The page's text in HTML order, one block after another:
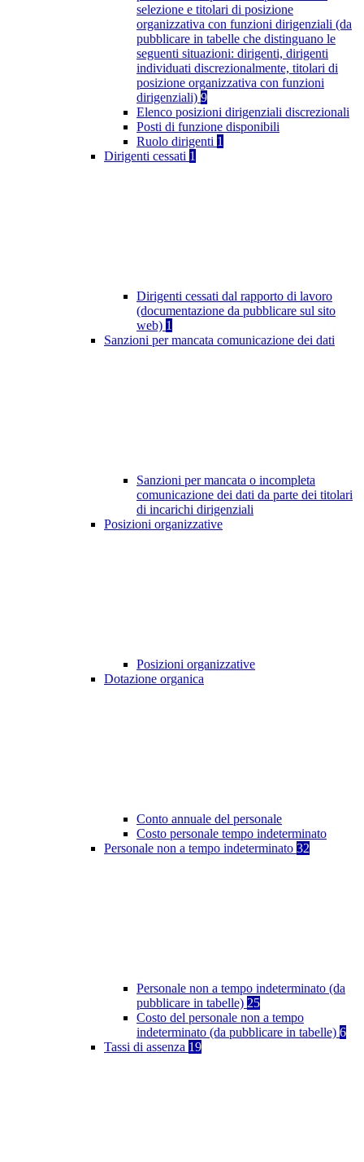
selezione e titolari di posizione
organizzativa con funzioni dirigenziali (da
pubblicare in tabelle che distinguano le
seguenti situazioni: dirigenti, dirigenti
individuati discrezionalmente, titolari di
posizione organizzativa con funzioni
dirigenziali) 9
Elenco posizioni dirigenziali discrezionali
Posti di funzione disponibili
Ruolo dirigenti 1
Dirigenti cessati 1
Dirigenti cessati dal rapporto di lavoro
(documentazione da pubblicare sul sito
web) 1
Sanzioni per mancata comunicazione dei dati
Sanzioni per mancata o incompleta
comunicazione dei dati da parte dei titolari
di incarichi dirigenziali
Posizioni organizzative
Posizioni organizzative
Dotazione organica
Conto annuale del personale
Costo personale tempo indeterminato
Personale non a tempo indeterminato 32
Personale non a tempo indeterminato (da
pubblicare in tabelle) 25
Costo del personale non a tempo
indeterminato (da pubblicare in tabelle) 6
Tassi di assenza 19